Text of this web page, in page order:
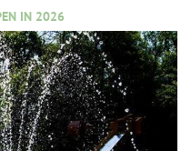
IN 2026